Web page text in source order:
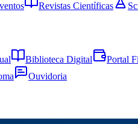
Revistas Científicas
Biblioteca Digital
Portal
Ouvidoria